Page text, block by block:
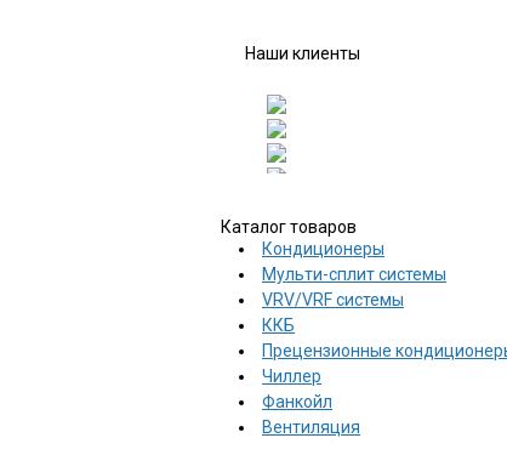
Наши клиенты
Каталог товаров
Кондиционеры
Мульти-сплит системы
VRV/VRF системы
ККБ
Прецензионные
Чиллер
Фанкойл
Вентиляция